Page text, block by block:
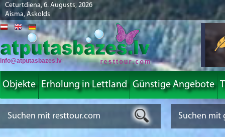
Ceturtdiena, 6. Augusts, 2026
Aisma, Askolds
info@atputasbazes.lv
Objekte Erholung in Lettland Günstige Angebote